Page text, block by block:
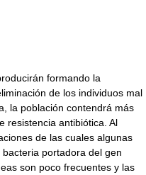
formando la
de los individuos mal
la población contendrá más
resistencia antibiótica. Al
de las cuales algunas
portadora del gen
son poco frecuentes y las